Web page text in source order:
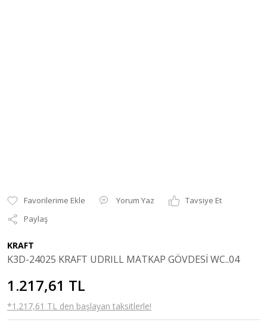
Yorum Yaz
Tavsiye Et
Paylaş
KRAFT
K3D-24025 KRAFT UDRILL MATKAP GÖVDESİ WC..04
1.217,61 TL
*1.217,61 TL den başlayan taksitlerle!